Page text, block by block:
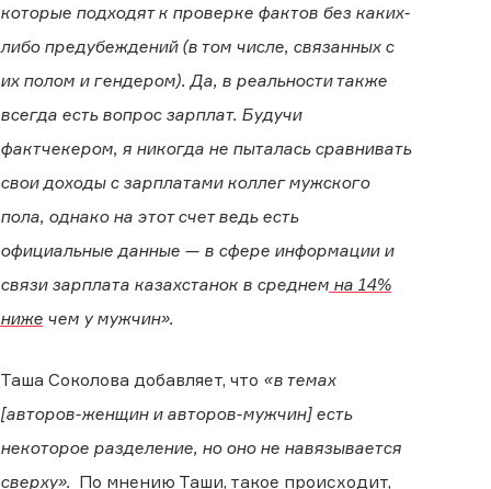
которые подходят к проверке фактов без каких-
либо предубеждений (в том числе, связанных с
их полом и гендером). Да, в реальности также
всегда есть вопрос зарплат. Будучи
фактчекером, я никогда не пыталась сравнивать
свои доходы с зарплатами коллег мужского
пола, однако на этот счет ведь есть
официальные данные — в сфере информации и
связи зарплата казахстанок в среднем на 14%
ниже чем у мужчин».
Таша Соколова добавляет, что «в темах
[авторов-женщин и авторов-мужчин] есть
некоторое разделение, но оно не навязывается
сверху». По мнению Таши, такое происходит,